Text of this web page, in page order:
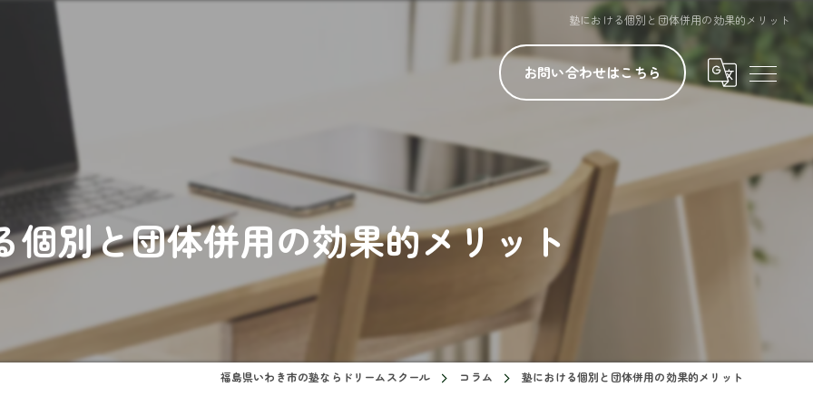
塾における個別と団体併用の効果的メリット
お問い合わせはこちら
個別と団体併用の効果的メリット
福島県いわき市の塾ならドリームスクール コラム 塾における個別と団体併用の効果的メリット